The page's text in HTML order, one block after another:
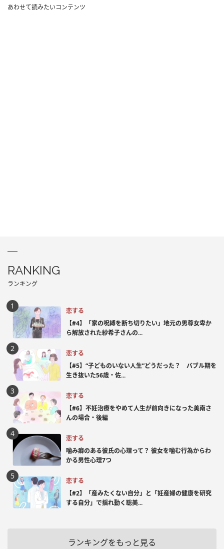
あわせて読みたいコンテンツ
RANKING
ランキング
恋する
【#4】「家の呪縛を断ち切りたい」地元の男尊女卑か
ら解放された紗希子さんの...
恋する
【#5】“子どものいない人生”どうだった？ バブル期を
生き抜いた56歳・佐...
恋する
【#6】不妊治療をやめて人生が前向きになった美南さ
んの場合・後編
恋する
噛み癖のある彼氏の心理って？ 彼女を噛む行為からわ
かる男性心理7つ
恋する
【#2】「産みたくない自分」と「妊産婦の健康を研究
する自分」で揺れ動く聡美...
ランキングをもっと見る